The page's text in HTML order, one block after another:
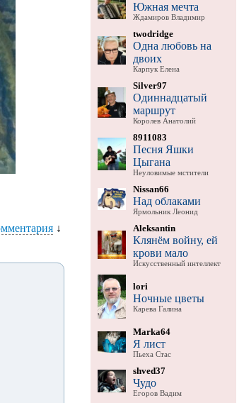
↓
Южная мечта
Ждамиров Владимир
twodridge
Одна любовь на
двоих
Карпук Елена
Silver97
Одиннадцатый
маршрут
Королев Анатолий
8911083
Песня Яшки
Цыгана
Неуловимые мстители
Nissan66
Над облаками
Ярмольник Леонид
Aleksantin
Клянём войну, ей
крови мало
Искусственный интеллект
lori
Ночные цветы
Карева Галина
Marka64
Я лист
Пьеха Стас
shved37
Чудо
Егоров Вадим